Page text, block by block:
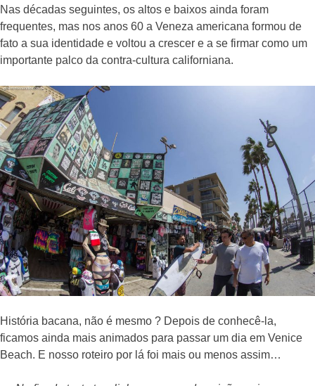
Nas décadas seguintes, os altos e baixos ainda foram
frequentes, mas nos anos 60 a Veneza americana formou de
fato a sua identidade e voltou a crescer e a se firmar como um
importante palco da contra-cultura californiana.
História bacana, não é mesmo ? Depois de conhecê-la,
ficamos ainda mais animados para passar um dia em Venice
Beach. E nosso roteiro por lá foi mais ou menos assim…